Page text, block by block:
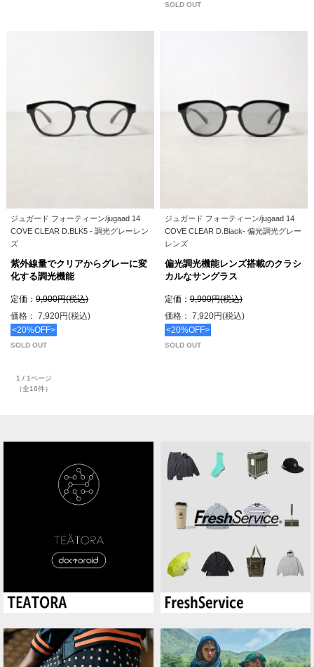
SOLD OUT
ジュガード フォーティーン/jugaad 14
COVE CLEAR D.BLK5 - 調光グレーレン
ズ
紫外線量でクリアからグレーに変
化する調光機能
定価：9,900円(税込)
価格： 7,920円(税込)
<20%OFF>
SOLD OUT
ジュガード フォーティーン/jugaad 14
COVE CLEAR D.Black- 偏光調光グレー
レンズ
偏光調光機能レンズ搭載のクラシ
カルなサングラス
定価：9,900円(税込)
価格： 7,920円(税込)
<20%OFF>
SOLD OUT
1 / 1ページ
（全16件）